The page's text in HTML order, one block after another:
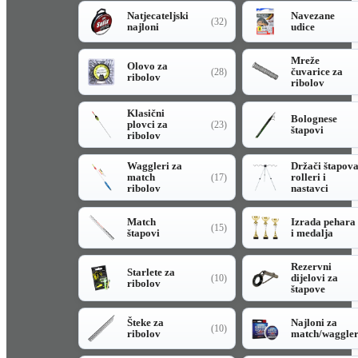
Natjecateljski
najloni
(32)
Navezane
udice
Olovo za
ribolov
(28)
Mreže
čuvarice za
ribolov
Klasični
plovci za
ribolov
(23)
Bolognese
štapovi
Waggleri za
match
ribolov
(17)
Držači štapova
rolleri i
nastavci
Match
štapovi
(15)
Izrada pehara
i medalja
Starlete za
ribolov
(10)
Rezervni
dijelovi za
štapove
Šteke za
ribolov
(10)
Najloni za
match/waggler